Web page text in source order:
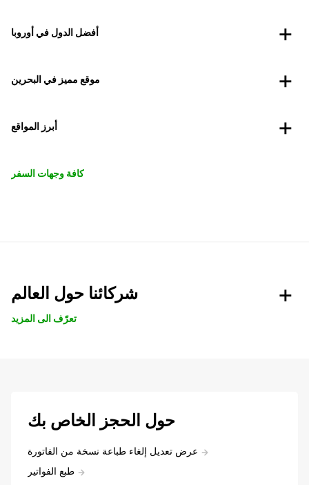
أفضل الدول في أوروبا
موقع مميز في البحرين
أبرز المواقع
كافة وجهات السفر
شركائنا حول العالم
تعرّف الى المزيد
حول الحجز الخاص بك
عرض تعديل إلغاء طباعة نسخة من الفاتورة
طبع الفواتير